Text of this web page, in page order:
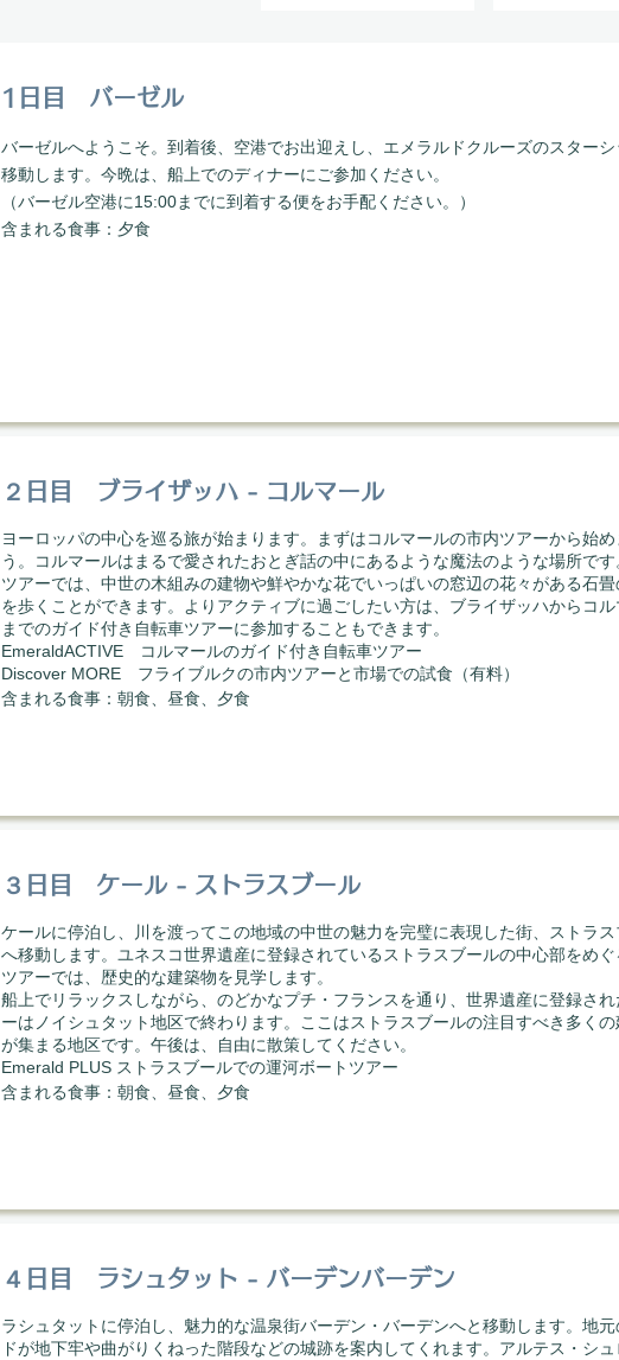
1日目 バーゼル
バーゼルへようこそ。到着後、空港でお出迎えし、エメラルドクルーズのスターシ
移動します。今晩は、船上でのディナーにご参加ください。
（バーゼル空港に15:00までに到着する便をお手配ください。）
​含まれる食事：夕食
２日目 ブライザッハ - コルマール
ヨーロッパの中心を巡る旅が始まります。まずはコルマールの市内ツアーから始め
う。コルマールはまるで愛されたおとぎ話の中にあるような魔法のような場所です
ツアーでは、中世の木組みの建物や鮮やかな花でいっぱいの窓辺の花々がある石
を歩くことができます。よりアクティブに過ごしたい方は、ブライザッハからコ
までのガイド付き自転車ツアーに参加することもできます。
EmeraldACTIVE コルマールのガイド付き自転車ツアー
Discover MORE フライブルクの市内ツアーと市場での試食（有料）
​含まれる食事：朝食、昼食、夕食
３日目 ケール - ストラスブール
ケールに停泊し、川を渡ってこの地域の中世の魅力を完璧に表現した街、ストラ
へ移動します。ユネスコ世界遺産に登録されているストラスブールの中心部をめ
ツアーでは、歴史的な建築物を見学します。
船上でリラックスしながら、のどかなプチ・フランスを通り、世界遺産に登録され
ーはノイシュタット地区で終わります。ここはストラスブールの注目すべき多くの
が集まる地区です。午後は、自由に散策してください。
Emerald PLUS ストラスブールでの運河ボートツアー
​含まれる食事：朝食、昼食、夕食
４日目 ラシュタット - バーデンバーデン
ラシュタットに停泊し、魅力的な温泉街バーデン・バーデンへと移動します。地元
ドが地下牢や曲がりくねった階段などの城跡を案内してくれます。アルテス・シ